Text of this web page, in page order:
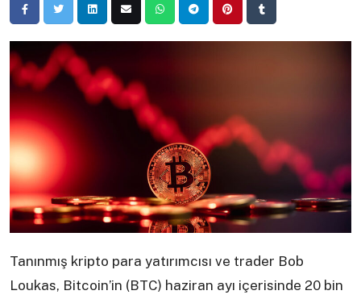
Tanınmış kripto para yatırımcısı ve trader Bob
Loukas, Bitcoin’in (BTC) haziran ayı içerisinde 20 bin